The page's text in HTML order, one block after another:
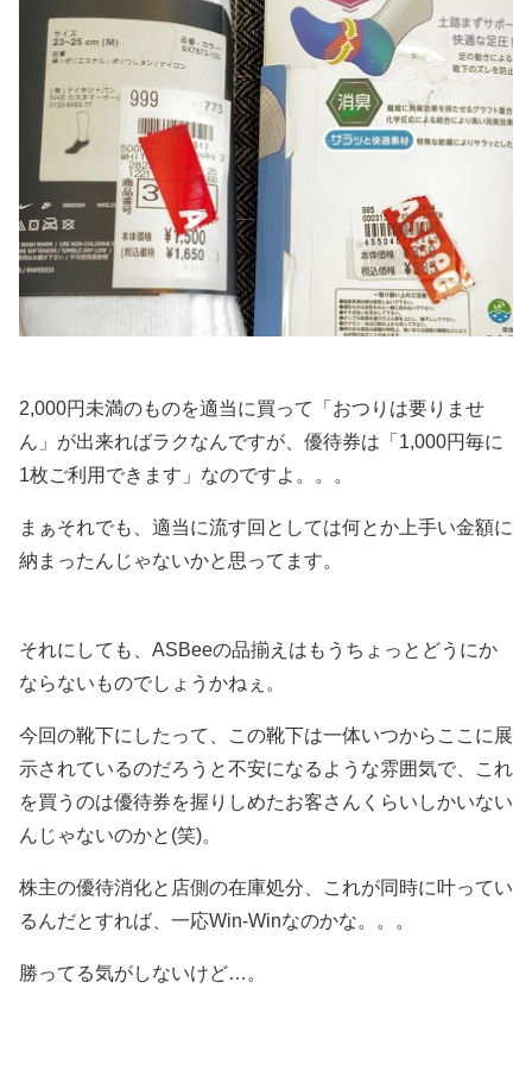
2,000円未満のものを適当に買って「おつりは要りませ
ん」が出来ればラクなんですが、優待券は「1,000円毎に
1枚ご利用できます」なのですよ。。。
まぁそれでも、適当に流す回としては何とか上手い金額に
納まったんじゃないかと思ってます。
それにしても、ASBeeの品揃えはもうちょっとどうにか
ならないものでしょうかねぇ。
今回の靴下にしたって、この靴下は一体いつからここに展
示されているのだろうと不安になるような雰囲気で、これ
を買うのは優待券を握りしめたお客さんくらいしかいない
んじゃないのかと(笑)。
株主の優待消化と店側の在庫処分、これが同時に叶ってい
るんだとすれば、一応Win-Winなのかな。。。
勝ってる気がしないけど…。